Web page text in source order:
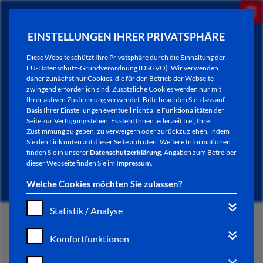
EINSTELLUNGEN IHRER PRIVATSPHÄRE
Diese Website schützt Ihre Privatsphäre durch die Einhaltung der
EU-Datenschutz-Grundverordnung (DSGVO). Wir verwenden
daher zunächst nur Cookies, die für den Betrieb der Webseite
zwingend erforderlich sind. Zusätzliche Cookies werden nur mit
Ihrer aktiven Zustimmung verwendet. Bitte beachten Sie, dass auf
Basis Ihrer Einstellungen eventuell nicht alle Funktionalitäten der
Seite zur Verfügung stehen. Es steht Ihnen jederzeit frei, Ihre
Zustimmung zu geben, zu verweigern oder zurückzuziehen, indem
Sie den Link unten auf dieser Seite aufrufen. Weitere Informationen
finden Sie in unsererDatenschutzerklärung. Angaben zum Betreiber
dieser Webseite finden Sie im Impressum.
Welche Cookies möchten Sie zulassen?
Statistik / Analyse
Komfortfunktionen
NEWSLETTER / CITY LETTER
START